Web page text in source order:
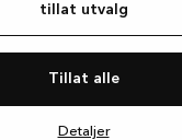
tillat utvalg
Tillat alle
Detaljer